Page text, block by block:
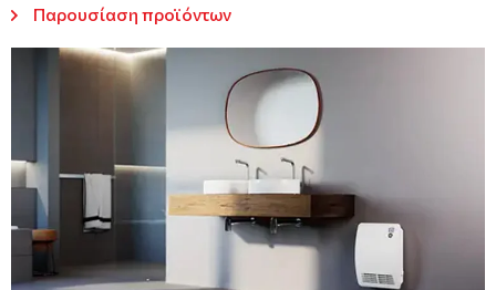
Παρουσίαση προϊόντων